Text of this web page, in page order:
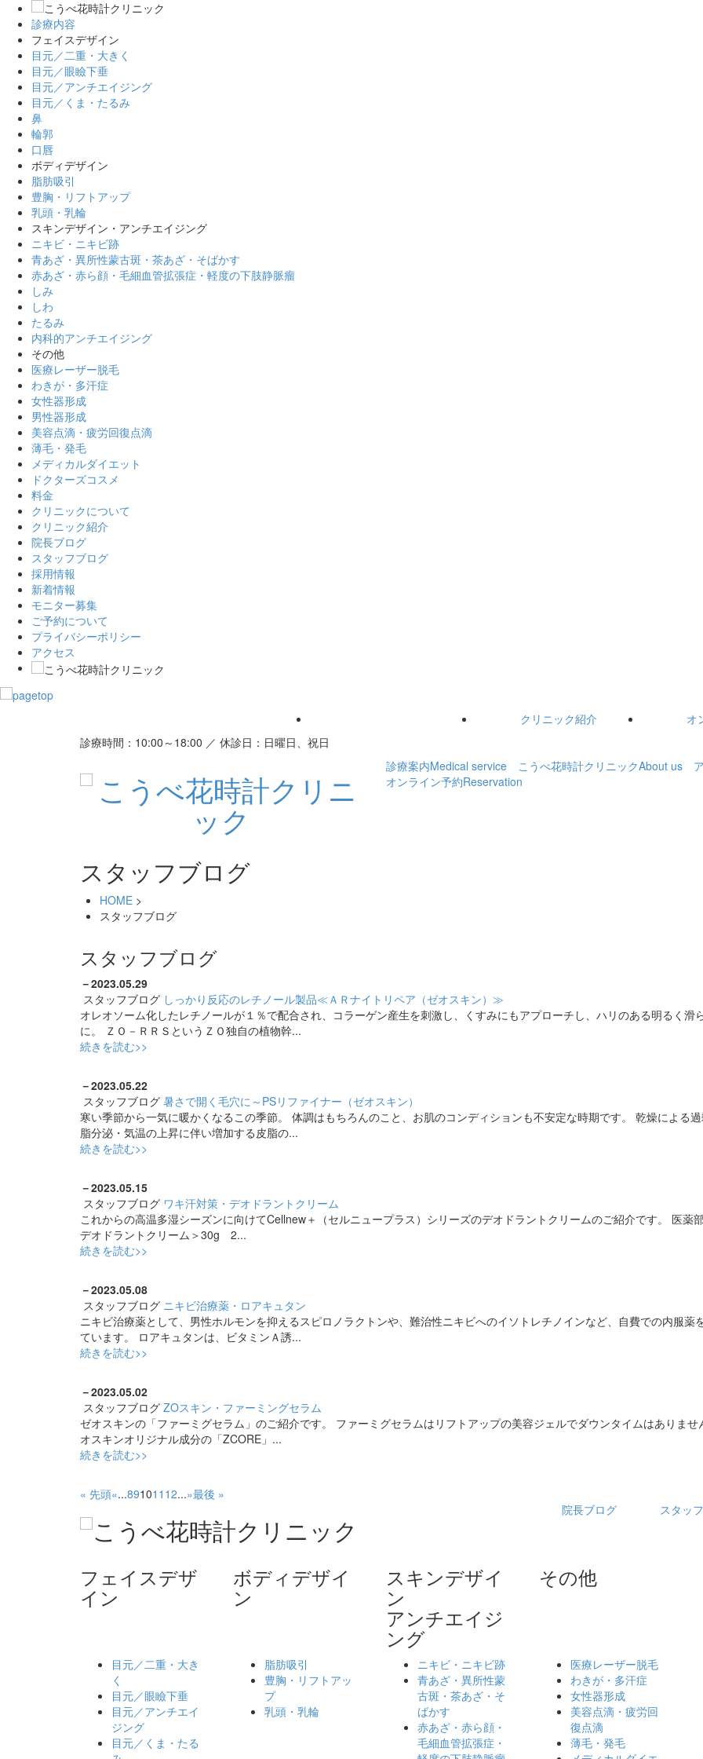
診療内容
フェイスデザイン
目元／二重・大きく
目元／眼瞼下垂
目元／アンチエイジング
目元／くま・たるみ
鼻
輪郭
口唇
ボディデザイン
脂肪吸引
豊胸・リフトアップ
乳頭・乳輪
スキンデザイン・アンチエイジング
ニキビ・ニキビ跡
青あざ・異所性蒙古斑・茶あざ・そばかす
赤あざ・赤ら顔・毛細血管拡張症・軽度の下肢静脈瘤
しみ
しわ
たるみ
内科的アンチエイジング
その他
医療レーザー脱毛
わきが・多汗症
女性器形成
男性器形成
美容点滴・疲労回復点滴
薄毛・発毛
メディカルダイエット
ドクターズコスメ
料金
クリニックについて
クリニック紹介
院長ブログ
スタッフブログ
採用情報
新着情報
モニター募集
ご予約について
プライバシーポリシー
アクセス
クリニック紹介 オ
診療時間：10:00～18:00 ／ 休診日：日曜日、祝日
診療案内Medical service こうべ花時計クリニックAbout us
オンライン予約Reservation
スタッフブログ
HOME >
スタッフブログ
スタッフブログ
－2023.05.29
スタッフブログ しっかり反応のレチノール製品≪ＡＲナイトリペア（ゼオスキン）≫
オレオソーム化したレチノールが１％で配合され、コラーゲン産生を刺激し、くすみにもアプローチし、ハリのある明るく滑
に。 ＺＯ－ＲＲＳというＺＯ独自の植物幹...
続きを読む>>
－2023.05.22
スタッフブログ 暑さで開く毛穴に～PSリファイナー（ゼオスキン）
寒い季節から一気に暖かくなるこの季節。 体調はもちろんのこと、お肌のコンディションも不安定な時期です。 乾燥による
脂分泌・気温の上昇に伴い増加する皮脂の...
続きを読む>>
－2023.05.15
スタッフブログ ワキ汗対策・デオドラントクリーム
これからの高温多湿シーズンに向けてCellnew＋（セルニュープラス）シリーズのデオドラントクリームのご紹介です。 医薬
デオドラントクリーム＞30g 2...
続きを読む>>
－2023.05.08
スタッフブログ ニキビ治療薬・ロアキュタン
ニキビ治療薬として、男性ホルモンを抑えるスピロノラクトンや、難治性ニキビへのイソトレチノインなど、自費での内服薬
ています。 ロアキュタンは、ビタミンＡ誘...
続きを読む>>
－2023.05.02
スタッフブログ ZOスキン・ファーミングセラム
ゼオスキンの「ファーミグセラム」のご紹介です。 ファーミグセラムはリフトアップの美容ジェルでダウンタイムはありませ
オスキンオリジナル成分の「ZCORE」...
続きを読む>>
« 先頭«...891011 12...»最後 »
院長ブログ スタッ
フェイスデザ
イン
目元／二重・大き
く
目元／眼瞼下垂
目元／アンチエイ
ジング
目元／くま・たる
ボディデザイ
ン
脂肪吸引
豊胸・リフトアッ
プ
乳頭・乳輪
スキンデザイ
ン
アンチエイジ
ング
ニキビ・ニキビ跡
青あざ・異所性蒙
古斑・茶あざ・そ
ばかす
赤あざ・赤ら顔・
毛細血管拡張症・
その他
医療レーザー脱毛
わきが・多汗症
女性器形成
美容点滴・疲労回
復点滴
薄毛・発毛